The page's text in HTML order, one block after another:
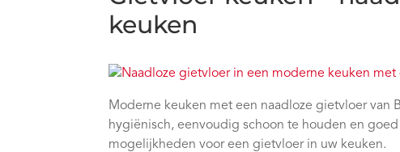
keuken
Moderne keuken met een naadloze gietvloer van
hygiënisch, eenvoudig schoon te houden en
mogelijkheden voor een gietvloer in uw keuken.